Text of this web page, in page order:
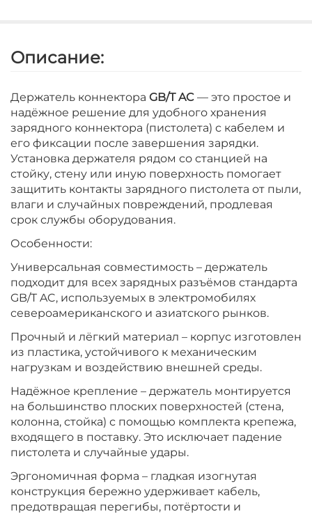
Описание:
Держатель коннектора GB/T AC — это простое и
надёжное решение для удобного хранения
зарядного коннектора (пистолета) с кабелем и
его фиксации после завершения зарядки.
Установка держателя рядом со станцией на
стойку, стену или иную поверхность помогает
защитить контакты зарядного пистолета от пыли,
влаги и случайных повреждений, продлевая
срок службы оборудования.
Особенности:
Универсальная совместимость – держатель
подходит для всех зарядных разъёмов стандарта
GB/T AC, используемых в электромобилях
североамериканского и азиатского рынков.
Прочный и лёгкий материал – корпус изготовлен
из пластика, устойчивого к механическим
нагрузкам и воздействию внешней среды.
Надёжное крепление – держатель монтируется
на большинство плоских поверхностей (стена,
колонна, стойка) с помощью комплекта крепежа,
входящего в поставку. Это исключает падение
пистолета и случайные удары.
Эргономичная форма – гладкая изогнутая
конструкция бережно удерживает кабель,
предотвращая перегибы, потёртости и